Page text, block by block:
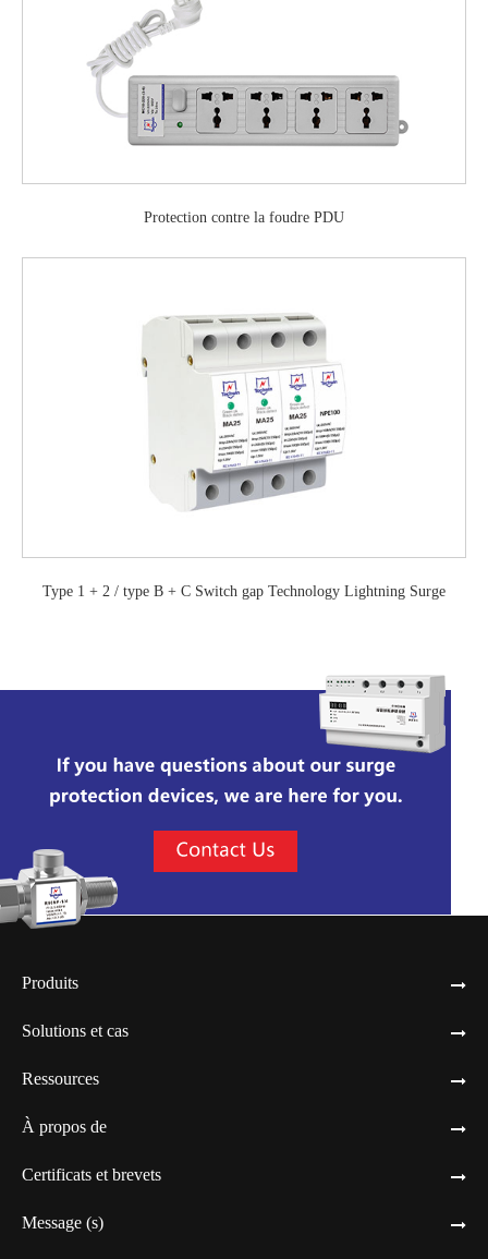
Protection contre la foudre PDU
Type 1 + 2 / type B + C Switch gap Technology Lightning Surge
Produits
Solutions et cas
Ressources
À propos de
Certificats et brevets
Message (s)